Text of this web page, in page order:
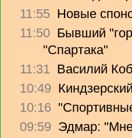
11:55 Новые
11:50 Бывший
"Спартака"
11:31 Василий
10:49
10:16
09:59 Эдмар: "Мне